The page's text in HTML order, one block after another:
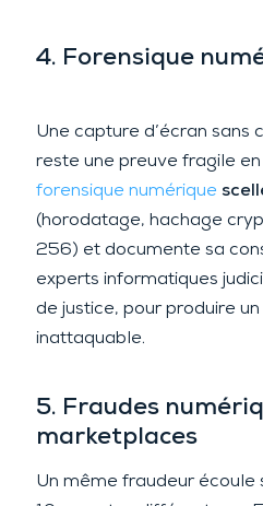
4. Forensique
Une capture d’écran sans
reste une preuve fragile en
forensique numérique
(horodatage, hachage
256) et documente sa
experts informatiques
de justice, pour produire
inattaquable.
5. Fraudes
marketplaces
Un même fraudeur écoule